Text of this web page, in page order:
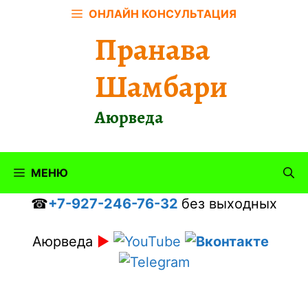
ОНЛАЙН КОНСУЛЬТАЦИЯ
Пранава
Шамбари
Аюрведа
МЕНЮ
☎+7-927-246-76-32 без выходных
Аюрведа ►